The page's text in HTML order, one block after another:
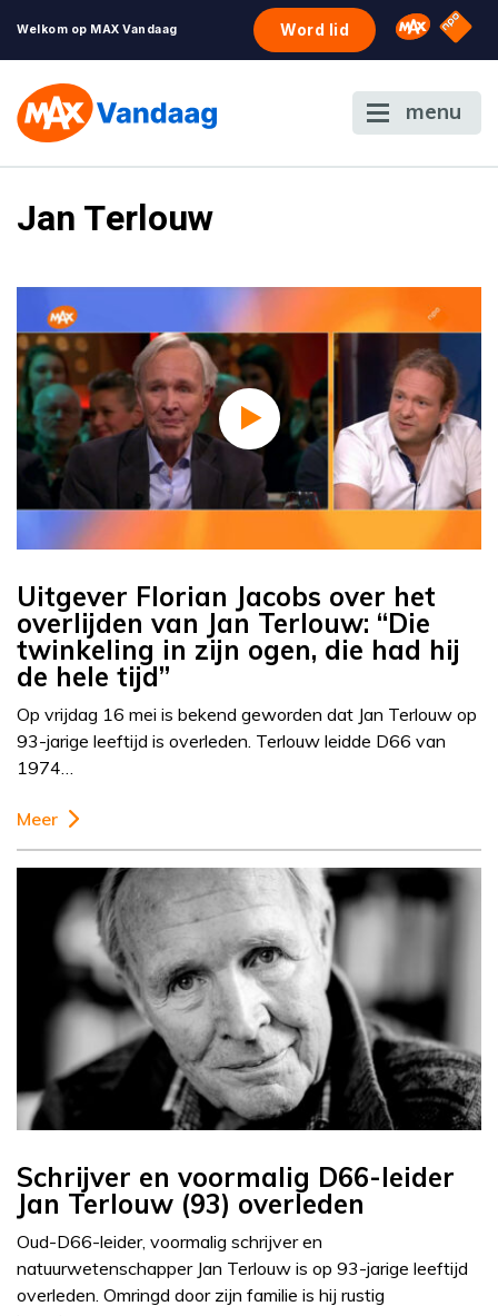
Welkom op MAX Vandaag Word lid Omroep
NPO
menu
Jan Terlouw
Uitgever Florian Jacobs over het
overlijden van Jan Terlouw: “Die
twinkeling in zijn ogen, die had hij
de hele tijd”
Op vrijdag 16 mei is bekend geworden dat Jan Terlouw op
93-jarige leeftijd is overleden. Terlouw leidde D66 van
1974…
Meer
Schrijver en voormalig D66-leider
Jan Terlouw (93) overleden
Oud-D66-leider, voormalig schrijver en
natuurwetenschapper Jan Terlouw is op 93-jarige leeftijd
overleden. Omringd door zijn familie is hij rustig